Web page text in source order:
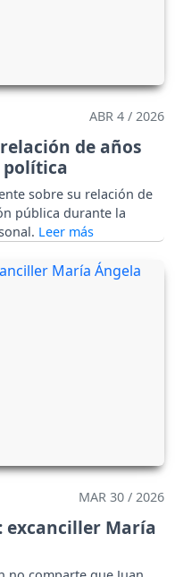
ABR 4 / 2026
de años
sobre su relación de
pública durante la
MAR 30 / 2026
excanciller María